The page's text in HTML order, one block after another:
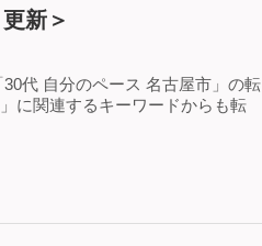
新＞
代 自分のペース 名古屋市」の転
に関連するキーワードからも転